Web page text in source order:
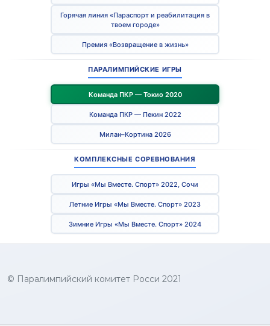
Горячая линия «Параспорт и реабилитация в
твоем городе»
Премия «Возвращение в жизнь»
ПАРАЛИМПИЙСКИЕ ИГРЫ
Команда ПКР — Токио 2020
Команда ПКР — Пекин 2022
Милан–Кортина 2026
КОМПЛЕКСНЫЕ СОРЕВНОВАНИЯ
Игры «Мы Вместе. Спорт» 2022, Сочи
Летние Игры «Мы Вместе. Спорт» 2023
Зимние Игры «Мы Вместе. Спорт» 2024
© Паралимпийский комитет Росси 2021